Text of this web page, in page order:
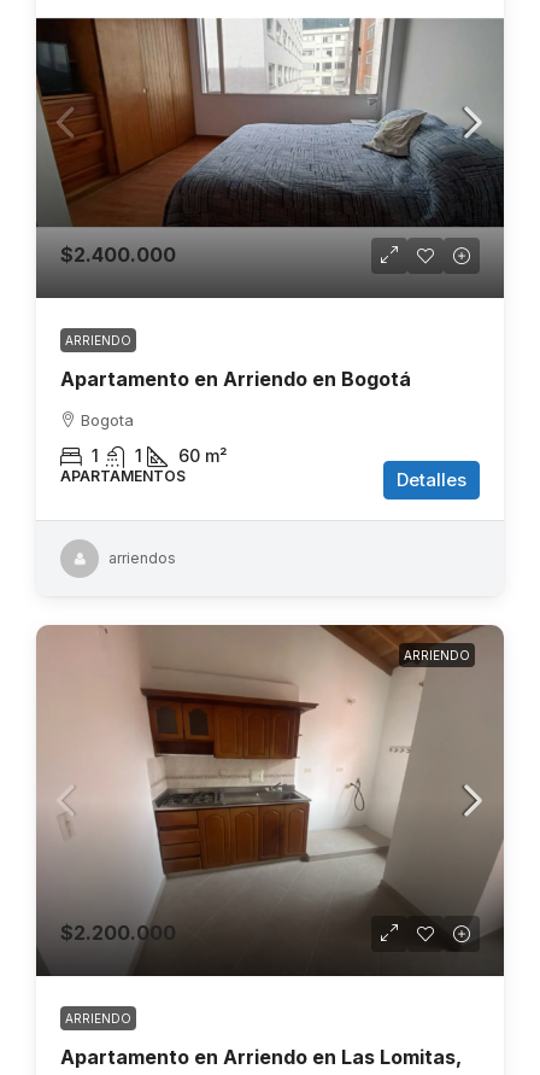
$2.400.000
ARRIENDO
Apartamento en Arriendo en Bogotá
Bogota
1 1 60 m²
APARTAMENTOS Detalles
arriendos
ARRIENDO
$2.200.000
ARRIENDO
Apartamento en Arriendo en Las Lomitas,